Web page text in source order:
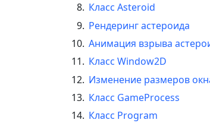
Класс Asteroid
Рендеринг астероида
Анимация взрыва
Класс Window2D
Изменение размеров
Класс GameProcess
Класс Program